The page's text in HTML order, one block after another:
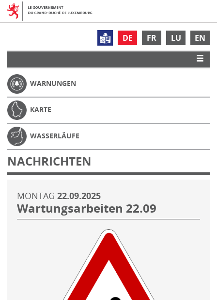
DE FR LU EN
WARNUNGEN
KARTE
WASSERLÄUFE
NACHRICHTEN
MONTAG 22.09.2025
Wartungsarbeiten 22.09